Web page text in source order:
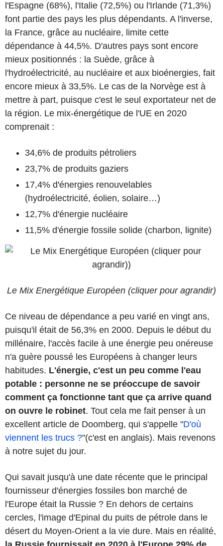
l'Espagne (68%), l'Italie (72,5%) ou l'Irlande (71,3%)
font partie des pays les plus dépendants. A l'inverse,
la France, grâce au nucléaire, limite cette
dépendance à 44,5%. D'autres pays sont encore
mieux positionnés : la Suède, grâce à
l'hydroélectricité, au nucléaire et aux bioénergies, fait
encore mieux à 33,5%. Le cas de la Norvège est à
mettre à part, puisque c'est le seul exportateur net de
la région. Le mix-énergétique de l'UE en 2020
comprenait :
34,6% de produits pétroliers
23,7% de produits gaziers
17,4% d'énergies renouvelables
(hydroélectricité, éolien, solaire…)
12,7% d'énergie nucléaire
11,5% d'énergie fossile solide (charbon, lignite)
Le Mix Energétique Européen (cliquer pour agrandir)
Ce niveau de dépendance a peu varié en vingt ans,
puisqu'il était de 56,3% en 2000. Depuis le début du
millénaire, l'accès facile à une énergie peu onéreuse
n'a guère poussé les Européens à changer leurs
habitudes. L'énergie, c'est un peu comme l'eau
potable : personne ne se préoccupe de savoir
comment ça fonctionne tant que ça arrive quand
on ouvre le robinet. Tout cela me fait penser à un
excellent article de Doomberg, qui s'appelle "D'où
viennent les trucs ?"(c'est en anglais). Mais revenons
à notre sujet du jour.
Qui savait jusqu'à une date récente que le principal
fournisseur d'énergies fossiles bon marché de
l'Europe était la Russie ? En dehors de certains
cercles, l'image d'Epinal du puits de pétrole dans le
désert du Moyen-Orient a la vie dure. Mais en réalité,